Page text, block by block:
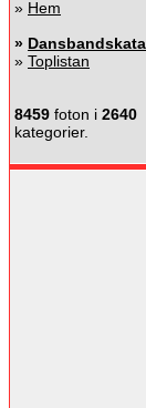
» Hem
»
» Toplistan
8459 foton i 2640
kategorier.